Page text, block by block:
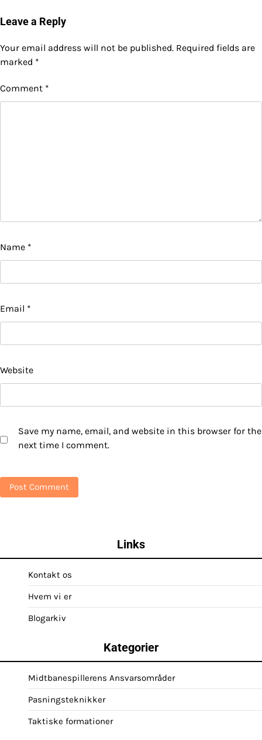
Leave a Reply
Your email address will not be published. Required fields are
marked *
Comment *
Name *
Email *
Website
Save my name, email, and website in this browser for the
next time I comment.
Links
Kontakt os
Hvem vi er
Blogarkiv
Kategorier
Midtbanespillerens Ansvarsområder
Pasningsteknikker
Taktiske formationer